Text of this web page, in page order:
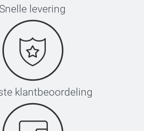
Snelle levering
klantbeoordeling